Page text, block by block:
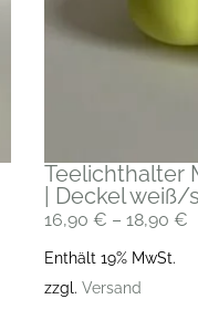
Teelichthalter
| Deckel
16,90 € – 18,90 €
Enthält 19% MwSt.
zzgl. Versand